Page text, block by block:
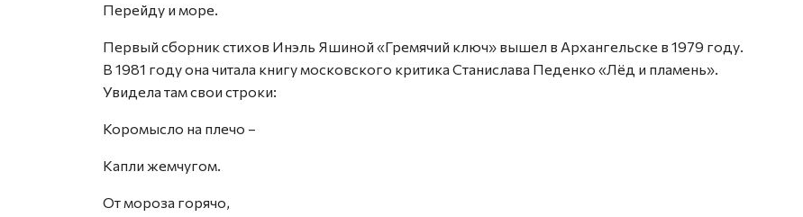
Перейду и море.
Первый сборник стихов Инэль Яшиной «Гремячий ключ» вышел в Архангельске в 1979 году.
В 1981 году она читала книгу московского критика Станислава Педенко «Лёд и пламень».
Увидела там свои строки:
Коромысло на плечо –
Капли жемчугом.
От мороза горячо,